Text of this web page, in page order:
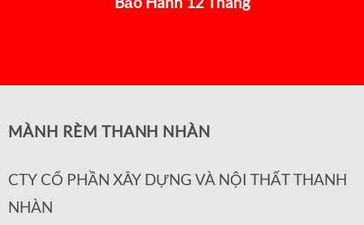
MÀNH RÈM THANH NHÀN
CTY CỔ PHẦN XÂY DỰNG VÀ NỘI THẤT THANH
NHÀN